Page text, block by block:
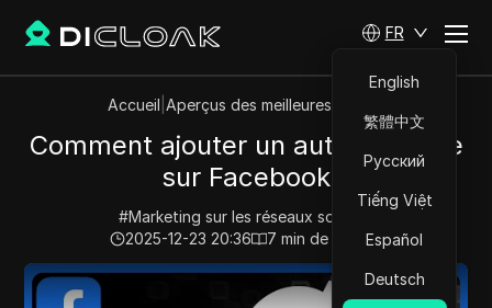
FR
English
繁體中文
Русский
Tiếng Việt
Español
Deutsch
Accueil Aperçus des meilleures vidéos
Comment ajouter un autre compte
sur Facebook
#Marketing sur les réseaux sociaux
2025-12-23 20:36
7 min de lecture
Play Video:Comment ajouter un autre compte sur